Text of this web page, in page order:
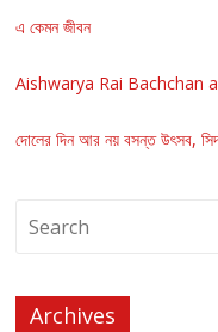
এ কেমন জীবন
Aishwarya Rai Bachchan
দোলের দিন আর নয় বসন্ত উৎসব,
Archives